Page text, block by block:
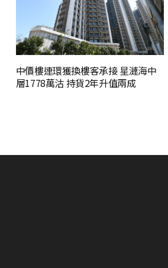
中價樓連環獲換樓客承接 星漣海中
層1778萬沽 持貨2年升值兩成